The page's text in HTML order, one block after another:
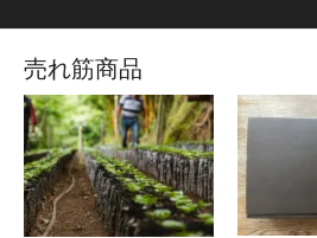
売れ筋商品